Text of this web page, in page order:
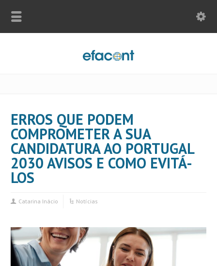
ERROS QUE PODEM
COMPROMETER A SUA
CANDIDATURA AO PORTUGAL
2030 AVISOS E COMO EVITÁ-
LOS
Catarina Inácio Notícias